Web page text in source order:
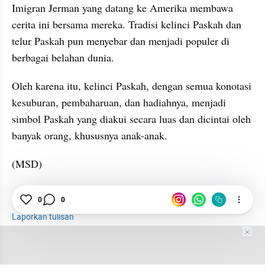
Imigran Jerman yang datang ke Amerika membawa
cerita ini bersama mereka. Tradisi kelinci Paskah dan
telur Paskah pun menyebar dan menjadi populer di
berbagai belahan dunia.
Oleh karena itu, kelinci Paskah, dengan semua konotasi
kesuburan, pembaharuan, dan hadiahnya, menjadi
simbol Paskah yang diakui secara luas dan dicintai oleh
banyak orang, khususnya anak-anak.
(MSD)
Kelinci
GPT
Laporkan tulisan
0 0